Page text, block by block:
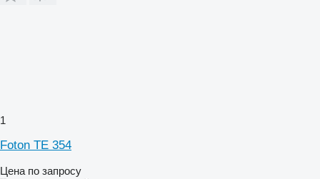
1
Foton TE 354
Цена по запросу